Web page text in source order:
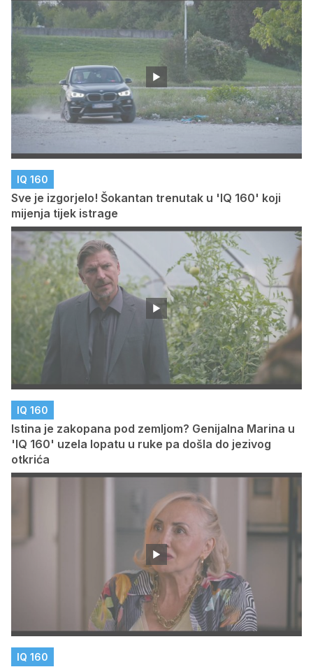
IQ 160
Sve je izgorjelo! Šokantan trenutak u 'IQ 160' koji
mijenja tijek istrage
IQ 160
Istina je zakopana pod zemljom? Genijalna Marina u
'IQ 160' uzela lopatu u ruke pa došla do jezivog
otkrića
IQ 160